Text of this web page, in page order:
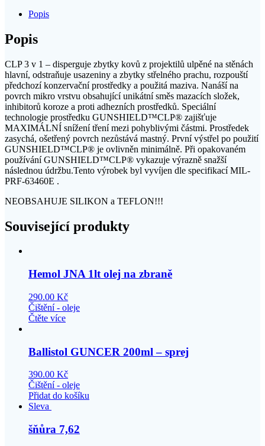
Popis
Popis
CLP 3 v 1 – disperguje zbytky kovů z projektilů ulpěné na stěnách
hlavní, odstraňuje usazeniny a zbytky střelného prachu, rozpouští
předchozí konzervační prostředky a použitá maziva. Nanáší na
povrch mikro vrstvu obsahující unikátní směs mazacích složek,
inhibitorů koroze a proti adhezních prostředků. Speciální
technologie prostředku GUNSHIELD™CLP® zajišťuje
MAXIMÁLNÍ snížení tření mezi pohyblivými částmi. Prostředek
zasychá, ošetřený povrch nezůstává mastný. První výstřel po použití
GUNSHIELD™CLP® je ovlivněn minimálně. Při opakovaném
používání GUNSHIELD™CLP® vykazuje výrazně snažší
následnou údržbu.Tento výrobek byl vyvíjen dle specifikací MIL-
PRF-63460E .
NEOBSAHUJE SILIKON a TEFLON!!!
Související produkty
Hemol JNA 1lt olej na zbraně
290.00 Kč
Čištění - oleje
Čtěte více
Ballistol GUNCER 200ml – sprej
390.00 Kč
Čištění - oleje
Přidat do košíku
Sleva
šňůra 7,62